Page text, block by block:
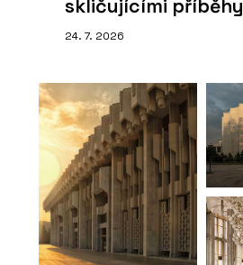
skličujícími příběhy
24. 7. 2026